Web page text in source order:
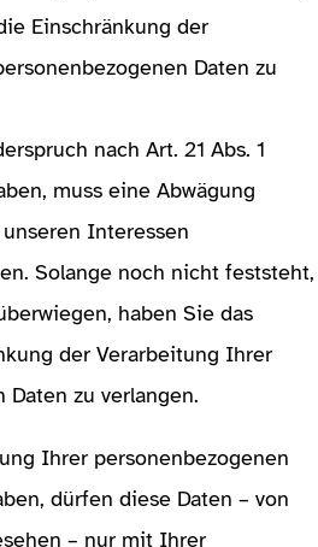
Einschränkung der
Daten zu
nach Art. 21 Abs. 1
muss eine Abwägung
Interessen
Solange noch nicht feststeht,
haben Sie das
der Verarbeitung Ihrer
Daten zu verlangen.
Ihrer personenbezogenen
dürfen diese Daten – von
– nur mit Ihrer